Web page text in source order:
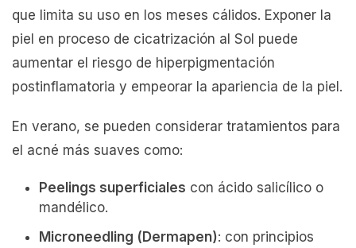
que limita su uso en los meses cálidos. Exponer la
piel en proceso de cicatrización al Sol puede
aumentar el riesgo de hiperpigmentación
postinflamatoria y empeorar la apariencia de la piel.
En verano, se pueden considerar tratamientos para
el acné más suaves como:
Peelings superficiales con ácido salicílico o
mandélico.
Microneedling (Dermapen): con principios